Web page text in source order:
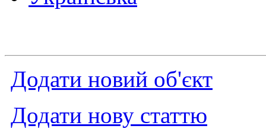
Додати новий об'єкт
Додати нову статтю